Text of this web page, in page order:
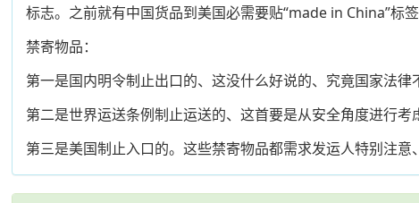
标志。之前就有中国货品到美国必需要贴“made in China”标签
禁寄物品：
第一是国内明令制止出口的、这没什么好说的、究竟国家法律
第二是世界运送条例制止运送的、这首要是从安全角度进行考
第三是美国制止入口的。这些禁寄物品都需求发运人特别注意